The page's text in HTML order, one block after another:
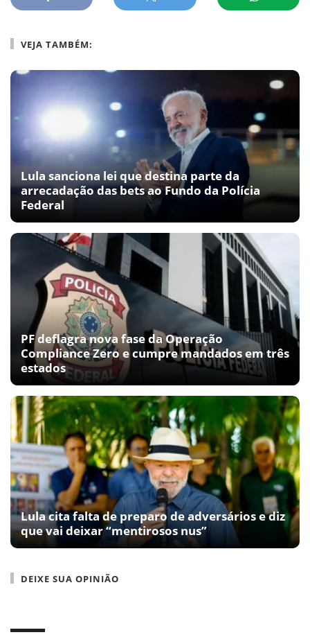
VEJA TAMBÉM:
Lula sanciona lei que destina parte da
arrecadação das bets ao Fundo da Polícia
Federal
PF deflagra nova fase da Operação
Compliance Zero e cumpre mandados em três
estados
Lula cita falta de preparo de adversários e diz
que vai deixar “mentirosos nus”
DEIXE SUA OPINIÃO